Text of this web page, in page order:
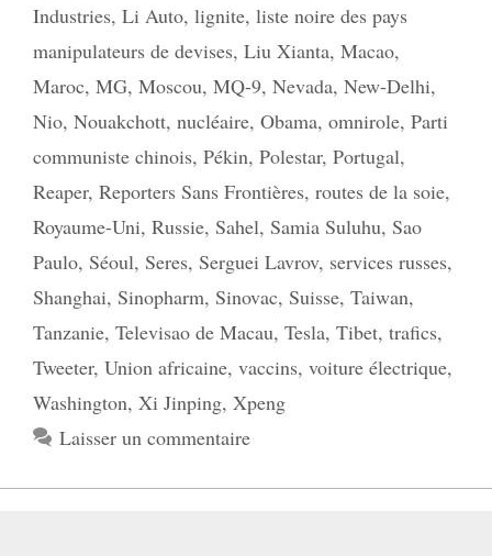
Industries, Li Auto, lignite, liste noire des pays
manipulateurs de devises, Liu Xianta, Macao,
Maroc, MG, Moscou, MQ-9, Nevada, New-Delhi,
Nio, Nouakchott, nucléaire, Obama, omnirole, Parti
communiste chinois, Pékin, Polestar, Portugal,
Reaper, Reporters Sans Frontières, routes de la soie,
Royaume-Uni, Russie, Sahel, Samia Suluhu, Sao
Paulo, Séoul, Seres, Serguei Lavrov, services russes,
Shanghai, Sinopharm, Sinovac, Suisse, Taiwan,
Tanzanie, Televisao de Macau, Tesla, Tibet, trafics,
Tweeter, Union africaine, vaccins, voiture électrique,
Washington, Xi Jinping, Xpeng
Laisser un commentaire